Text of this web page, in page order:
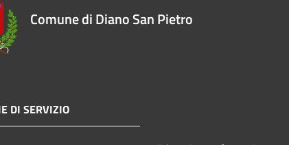
Comune di Diano San Pietro
DI SERVIZIO